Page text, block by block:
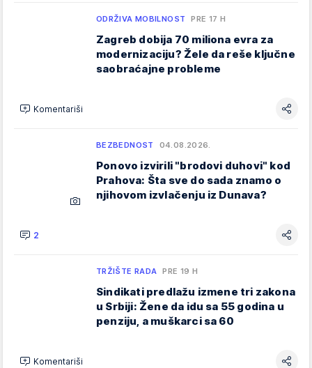
ODRŽIVA MOBILNOST PRE 17 H
Zagreb dobija 70 miliona evra za
modernizaciju? Žele da reše ključne
saobraćajne probleme
Komentariši
BEZBEDNOST 04.08.2026.
Ponovo izvirili "brodovi duhovi" kod
Prahova: Šta sve do sada znamo o
njihovom izvlačenju iz Dunava?
2
TRŽIŠTE RADA PRE 19 H
Sindikati predlažu izmene tri zakona
u Srbiji: Žene da idu sa 55 godina u
penziju, a muškarci sa 60
Komentariši